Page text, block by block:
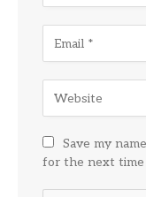
Save my
for the next time